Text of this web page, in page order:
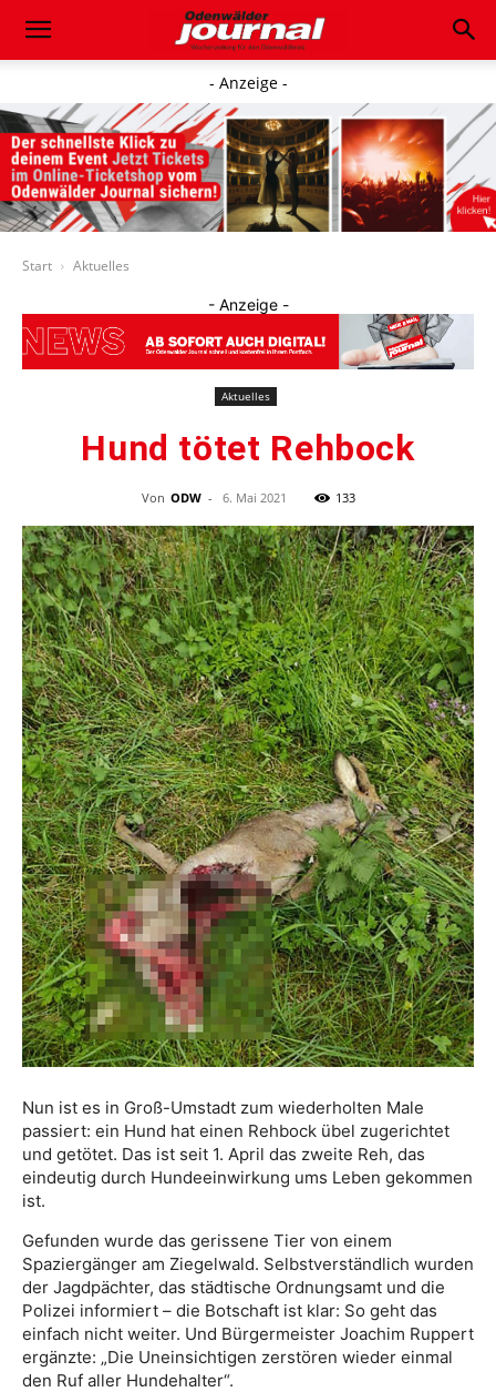
- Anzeige -
Start Aktuelles
- Anzeige -
Aktuelles
Hund tötet Rehbock
Von ODW - 6. Mai 2021 133
Nun ist es in Groß-Umstadt zum wiederholten Male
passiert: ein Hund hat einen Rehbock übel zugerichtet
und getötet. Das ist seit 1. April das zweite Reh, das
eindeutig durch Hundeeinwirkung ums Leben gekommen
ist.
Gefunden wurde das gerissene Tier von einem
Spaziergänger am Ziegelwald. Selbstverständlich wurden
der Jagdpächter, das städtische Ordnungsamt und die
Polizei informiert – die Botschaft ist klar: So geht das
einfach nicht weiter. Und Bürgermeister Joachim Ruppert
ergänzte: „Die Uneinsichtigen zerstören wieder einmal
den Ruf aller Hundehalter“.